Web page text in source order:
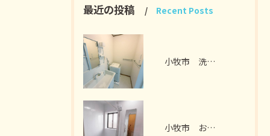
最近の投稿 Recent Posts
小牧市 洗面脱衣室リフォーム I様邸 2026年7月
小牧市 お風呂リフォーム I様邸 2026年7月